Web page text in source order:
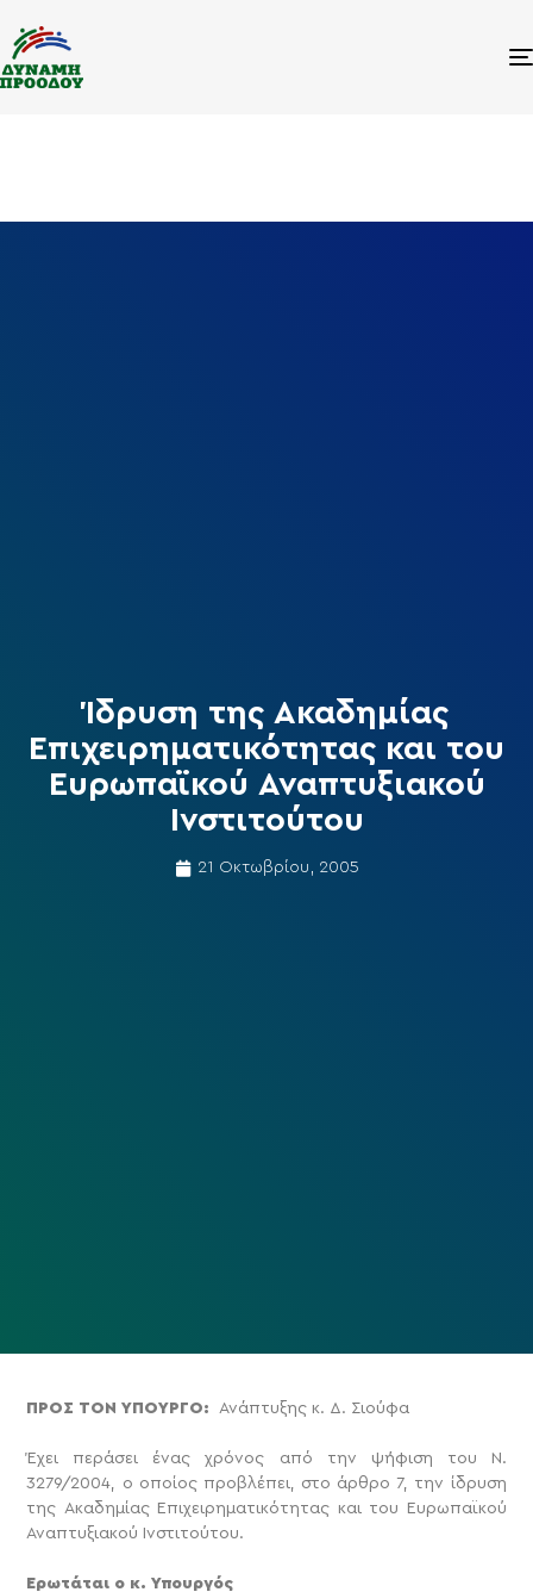
Ίδρυση της Ακαδημίας
Επιχειρηματικότητας και του
Ευρωπαϊκού Αναπτυξιακού
Ινστιτούτου
21 Οκτωβρίου, 2005
ΠΡΟΣ ΤΟΝ ΥΠΟΥΡΓΟ: Ανάπτυξης κ. Δ. Σιούφα
Έχει περάσει ένας χρόνος από την ψήφιση του Ν.
3279/2004, ο οποίος προβλέπει, στο άρθρο 7, την ίδρυση
της Ακαδημίας Επιχειρηματικότητας και του Ευρωπαϊκού
Αναπτυξιακού Ινστιτούτου.
Ερωτάται ο κ. Υπουργός